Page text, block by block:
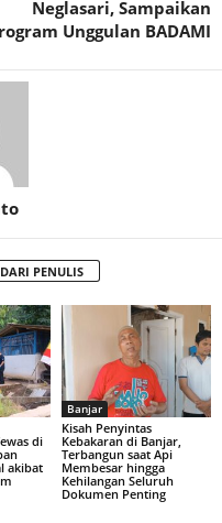
Neglasari, Sampaikan
Unggulan BADAMI
DARI PENULIS
di
akibat
Banjar
Kisah Penyintas
Kebakaran di Banjar,
Terbangun saat Api
Membesar hingga
Kehilangan Seluruh
Dokumen Penting